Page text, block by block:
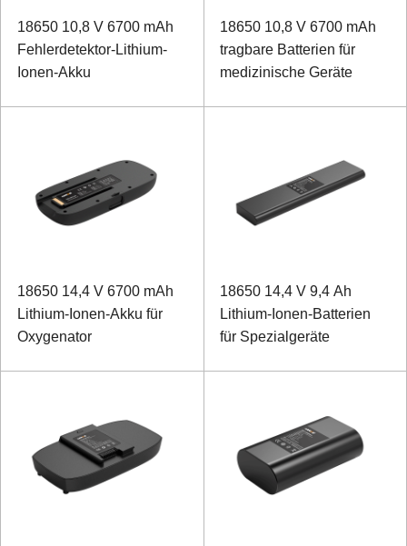
18650 10,8 V 6700 mAh
Fehlerdetektor-Lithium-
Ionen-Akku
18650 10,8 V 6700 mAh
tragbare Batterien für
medizinische Geräte
18650 14,4 V 6700 mAh
Lithium-Ionen-Akku für
Oxygenator
18650 14,4 V 9,4 Ah
Lithium-Ionen-Batterien
für Spezialgeräte